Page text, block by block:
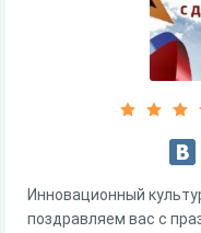
Инновационный
поздравляем вас с